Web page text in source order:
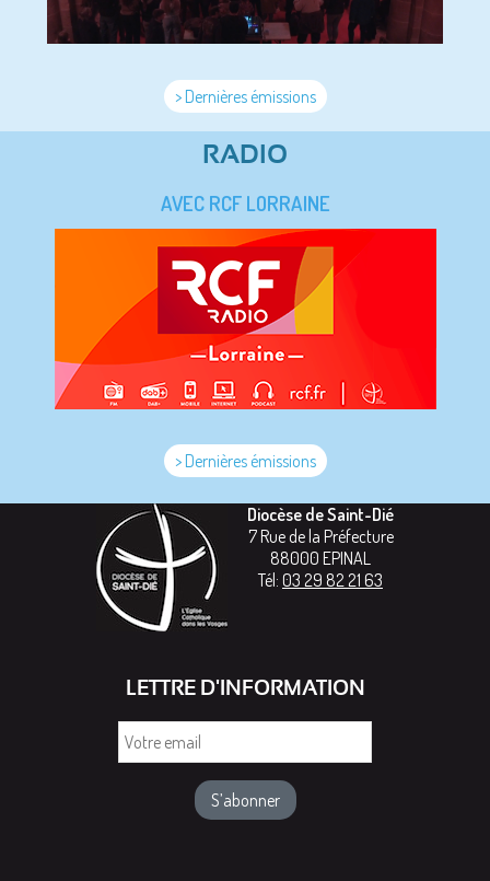
> Dernières émissions
RADIO
AVEC RCF LORRAINE
> Dernières émissions
Diocèse de Saint-Dié
7 Rue de la Préfecture
88000 EPINAL
Tél: 03 29 82 21 63
LETTRE D'INFORMATION